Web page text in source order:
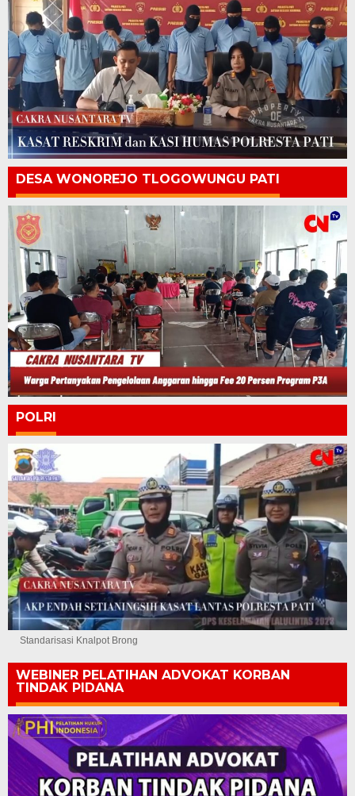
DESA WONOREJO TLOGOWUNGU PATI
POLRI
Standarisasi Knalpot Brong
WEBINER PELATIHAN ADVOKAT KORBAN
TINDAK PIDANA